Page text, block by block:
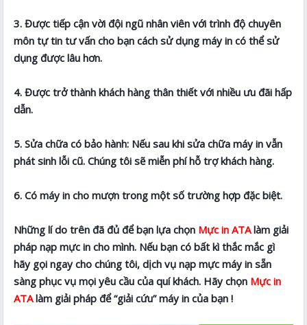
3. Được tiếp cận vời đội ngũ nhân viên với trình độ chuyên
môn tự tin tư vấn cho bạn cách sử dụng máy in có thể sử
dụng được lâu hơn.
4. Được trở thành khách hàng thân thiết với nhiều ưu đãi hấp
dẫn.
5. Sửa chữa có bảo hành: Nếu sau khi sửa chữa máy in vẫn
phát sinh lỗi cũ. Chúng tôi sẽ miễn phí hỗ trợ khách hàng.
6. Có máy in cho mượn trong một số trường hợp đặc biệt.
Những lí do trên đã đủ để bạn lựa chọn Mực in ATAlàm giải
pháp nạp mực in cho mình. Nếu bạn có bất kì thắc mắc gì
hãy gọi ngay cho chúng tôi, dịch vụ nạp mực máy in sẵn
sàng phục vụ mọi yêu cầu của quí khách. Hãy chọn Mực in
ATAlàm giải pháp để “giải cứu” máy in của bạn !